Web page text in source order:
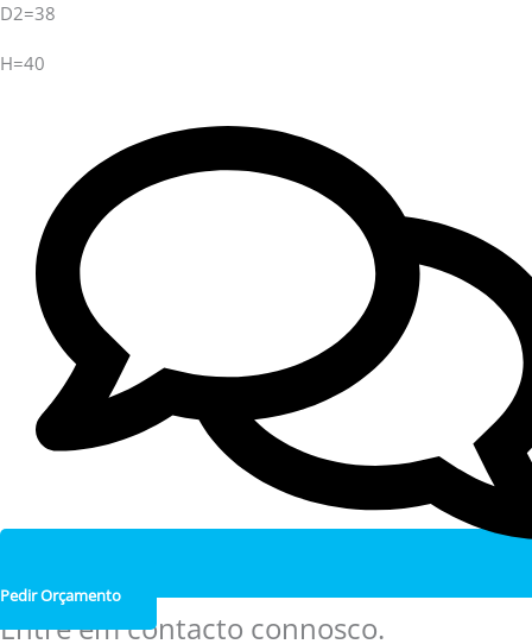
D2=38
H=40
Pedir Orçamento
Entre em contacto connosco.